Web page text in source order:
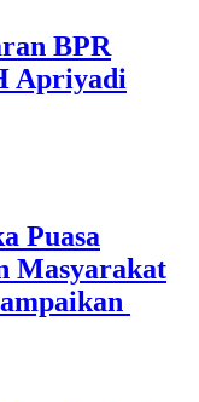
BPR
Apriyadi
Puasa
Masyarakat